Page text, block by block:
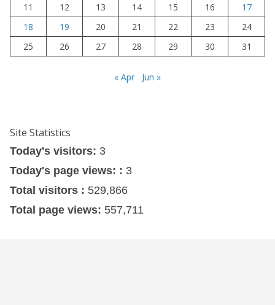
11
12 13 14 15 16
17
18
19 20 21 22 23
24
25
26 27 28 29 30 31
« Apr Jun »
Site Statistics
Today's visitors: 3
Today's page views: : 3
Total visitors : 529,866
Total page views: 557,711